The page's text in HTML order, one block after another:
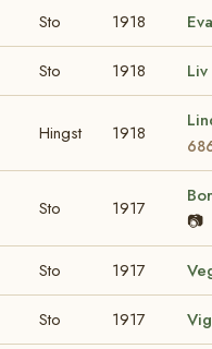
Sto 1918 Eva
Sto 1918 Liv
Hingst 1918
Sto 1917
📷
Sto 1917
Sto 1917